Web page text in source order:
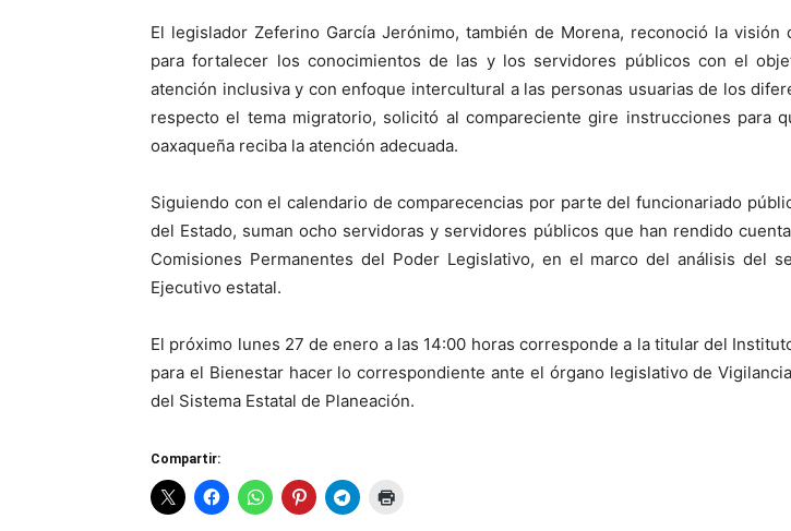
El legislador Zeferino García Jerónimo, también de Morena, reconoció la visión
para fortalecer los conocimientos de las y los servidores públicos con el
atención inclusiva y con enfoque intercultural a las personas usuarias de los
respecto el tema migratorio, solicitó al compareciente gire instrucciones para
oaxaqueña reciba la atención adecuada.
Siguiendo con el calendario de comparecencias por parte del funcionariado
del Estado, suman ocho servidoras y servidores públicos que han rendido
Comisiones Permanentes del Poder Legislativo, en el marco del análisis del
Ejecutivo estatal.
El próximo lunes 27 de enero a las 14:00 horas corresponde a la titular del
para el Bienestar hacer lo correspondiente ante el órgano legislativo de
del Sistema Estatal de Planeación.
Compartir: